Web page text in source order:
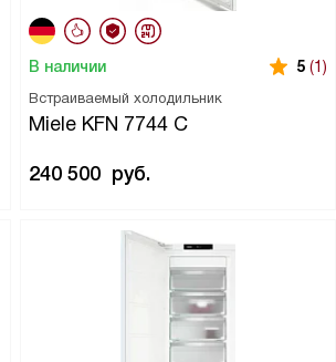
Встраиваемый холодильник
Miele KFN 7744 C
В наличии 5 (1)
240 500 руб.